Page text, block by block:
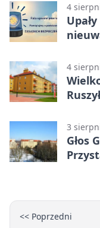
4
4
3
Głos
<< Poprzedni